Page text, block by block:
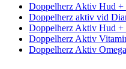
Doppelherz Aktiv Hud +
Doppelherz aktiv vid
Doppelherz Aktiv Hud +
Doppelherz Aktiv
Doppelherz Aktiv